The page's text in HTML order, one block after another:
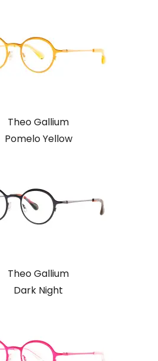
Theo Gallium
Pomelo Yellow
Theo Gallium
Dark Night